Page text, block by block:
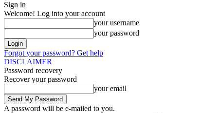
Sign in
Welcome! Log into your account
your username
your password
Forgot your password? Get help
DISCLAIMER
Password recovery
Recover your password
your email
A password will be e-mailed to you.